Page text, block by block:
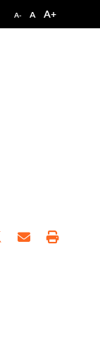
A- A A+